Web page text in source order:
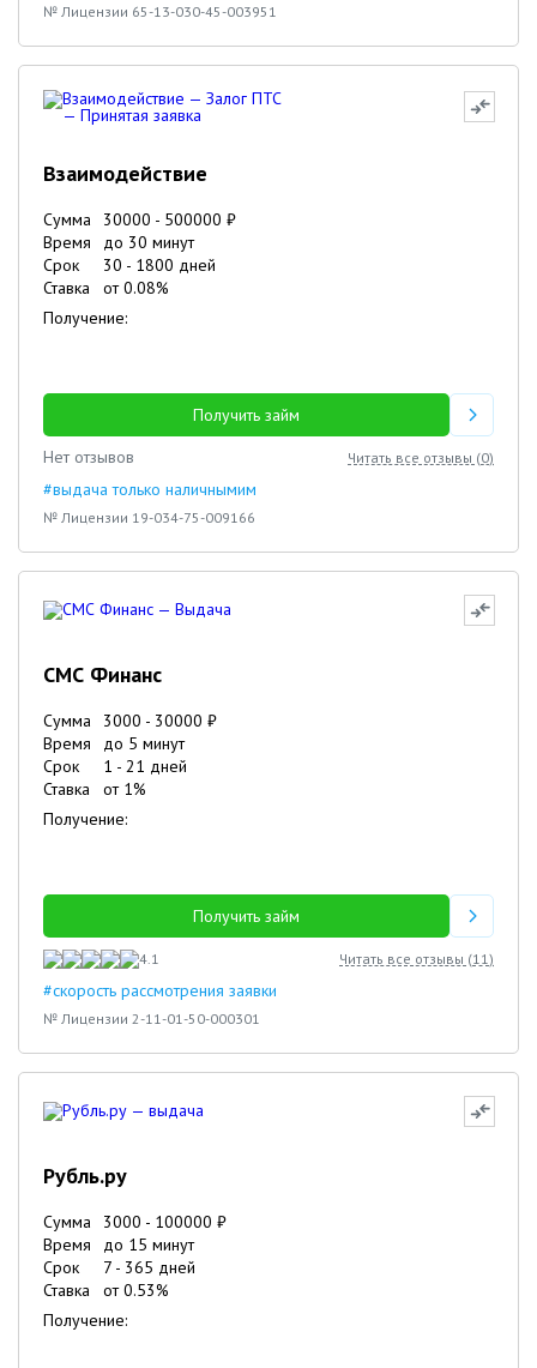
№ Лицензии 65-13-030-45-003951
Взаимодействие
Сумма 30000 - 500000 ₽
Время
до 30 минут
Срок
30 - 1800 дней
Ставка
от0.08%
Получение:
Получить займ
Нет отзывов
Читать все отзывы (0)
#выдача только наличнымим
№ Лицензии 19-034-75-009166
СМС Финанс
Сумма 3000 - 30000 ₽
Время
до 5 минут
Срок
1 - 21 дней
Ставка
от 1%
Получение:
Получить займ
4.1 Читать все отзывы (11)
#скорость рассмотрения заявки
№ Лицензии 2-11-01-50-000301
Рубль.ру
Сумма 3000 - 100000 ₽
Время
до 15 минут
Срок
7 - 365 дней
Ставка
от0.53%
Получение: